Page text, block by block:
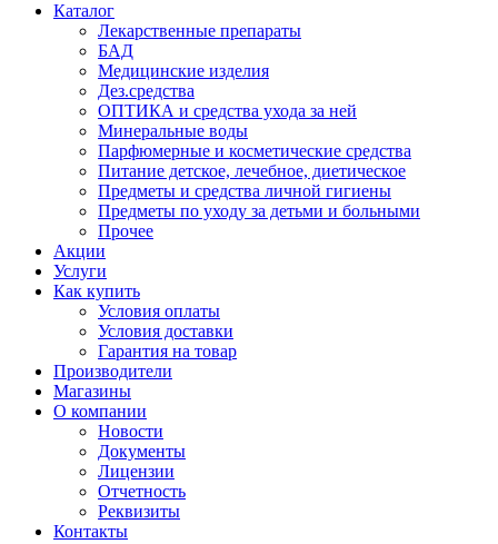
Каталог
Лекарственные препараты
БАД
Медицинские изделия
Дез.средства
ОПТИКА и средства ухода за ней
Минеральные воды
Парфюмерные и косметические средства
Питание детское, лечебное, диетическое
Предметы и средства личной гигиены
Предметы по уходу за детьми и больными
Прочее
Акции
Услуги
Как купить
Условия оплаты
Условия доставки
Гарантия на товар
Производители
Магазины
О компании
Новости
Документы
Лицензии
Отчетность
Реквизиты
Контакты